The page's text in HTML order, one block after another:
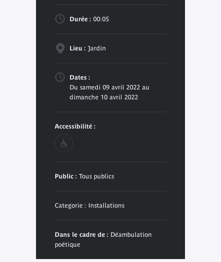
Durée : 00:05
Lieu : Jardin
Dates :
Du samedi 09 avril 2022 au
dimanche 10 avril 2022
Accessibilité :
Public : Tous publics
Categorie : Installations
Dans le cadre de : Déambulation
poétique